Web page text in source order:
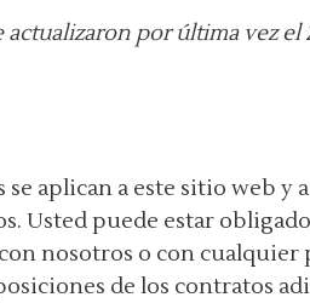
por última vez el
aplican a este sitio web y
Usted puede estar
nosotros o con
de los contratos